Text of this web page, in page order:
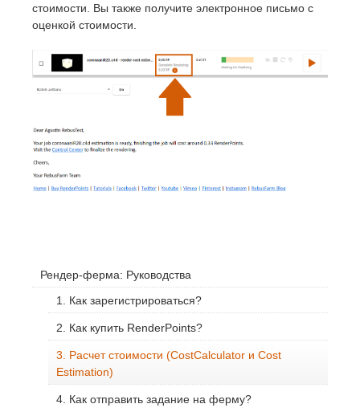
стоимости. Вы также получите электронное письмо с
оценкой стоимости.
Рендер-ферма: Руководства
1. Как зарегистрироваться?
2. Как купить RenderPoints?
3. Расчет стоимости (CostCalculator и Cost
Estimation)
4. Как отправить задание на ферму?